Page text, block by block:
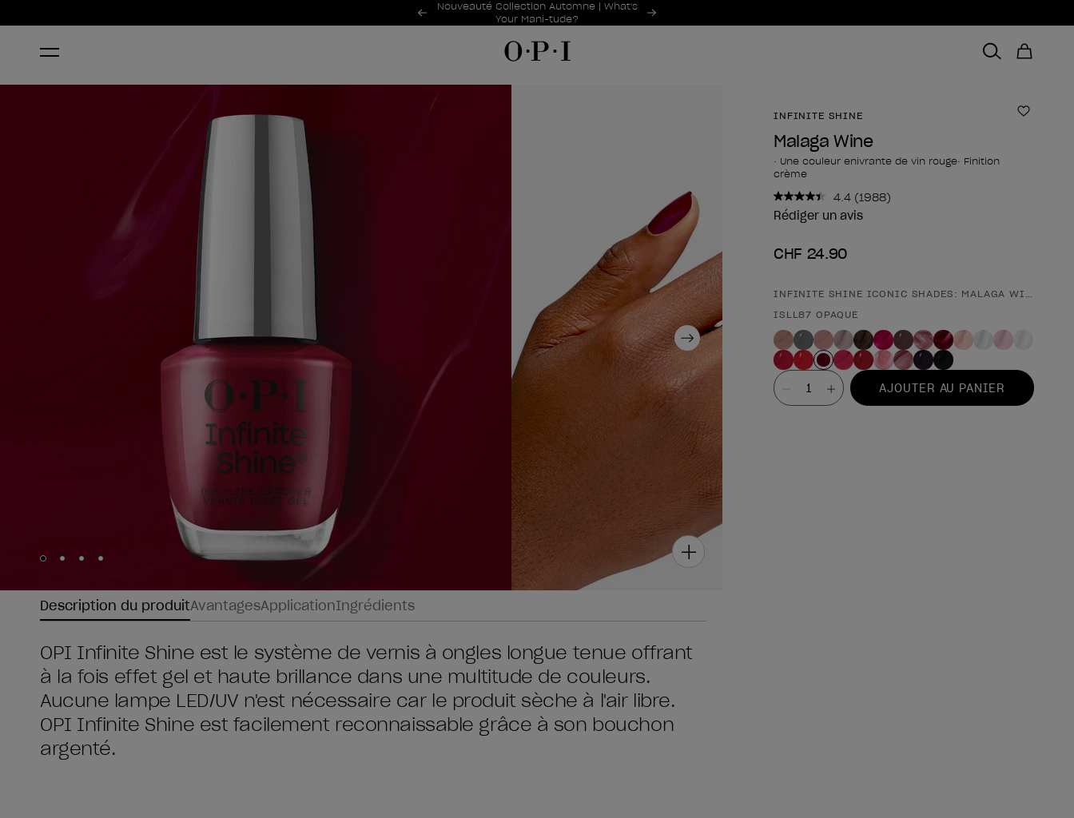
Offres promotionnelles
Nouveauté Collection Automne | What's
Your Mani-tude?
Item 1 of 2
Next
Skip to slide
Skip to slide
Skip to slide
Skip to slide
INFINITE SHINE
Malaga Wine
• Une couleur enivrante de vin rouge• Finition
crème
4.4 Lire
1988
page.
(1988)
Rédiger un avis
CHF 24.90
Forme du produit
INFINITE SHINE ICONIC SHADES: MALAGA WINE
ISLL87 OPAQUE
Valeur
AJOUTER AU PANIER
Description du produitAvantagesApplicationIngrédients
OPI Infinite Shine est le système de vernis à ongles longue tenue offrant
à la fois effet gel et haute brillance dans une multitude de couleurs.
Aucune lampe LED/UV n'est nécessaire car le produit sèche à l'air libre.
OPI Infinite Shine est facilement reconnaissable grâce à son bouchon
argenté.